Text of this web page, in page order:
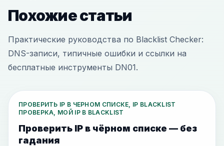
Похожие статьи
Практические руководства по Blacklist Checker:
DNS-записи, типичные ошибки и ссылки на
бесплатные инструменты DN01.
ПРОВЕРИТЬ IP В ЧЕРНОМ СПИСКЕ, IP BLACKLIST
ПРОВЕРКА, МОЙ IP В BLACKLIST
Проверить IP в чёрном списке — без
гадания